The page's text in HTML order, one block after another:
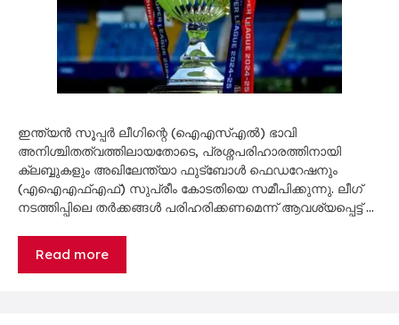
ഇന്ത്യൻ സൂപ്പർ ലീഗിന്റെ (ഐഎസ്എൽ) ഭാവി
അനിശ്ചിതത്വത്തിലായതോടെ, പ്രശ്നപരിഹാരത്തിനായി
ക്ലബ്ബുകളും അഖിലേന്ത്യാ ഫുട്ബോൾ ഫെഡറേഷനും
(എഐഎഫ്എഫ്) സുപ്രീം കോടതിയെ സമീപിക്കുന്നു. ലീഗ്
നടത്തിപ്പിലെ തർക്കങ്ങൾ പരിഹരിക്കണമെന്ന് ആവശ്യപ്പെട്ട് …
Read more